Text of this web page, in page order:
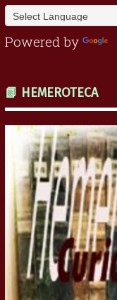
Powered by
📗 HEMEROTECA